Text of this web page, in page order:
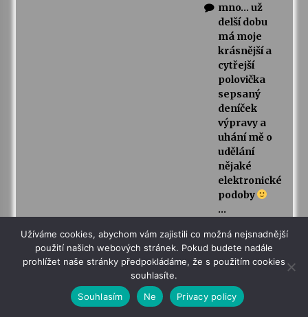
mno… už
delší dobu
má moje
krásnější a
cytřejší
polovička
sepsaný
deníček
výpravy a
uhání mě o
udělání
nějaké
elektronické
podoby
…
by mohl
být jasná
volba..
to nějak
sednu a
Užíváme cookies, abychom vám zajistili co možná nejsnadnější
použití našich webových stránek. Pokud budete nadále
prohlížet naše stránky předpokládáme, že s použitím cookies
souhlasíte.
Souhlasím
Ne Privacy policy